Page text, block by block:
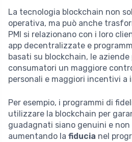
La tecnologia blockchain non
operativa, ma può anche
PMI si relazionano con i loro
app decentralizzate e
basati su blockchain, le aziende
consumatori un maggiore
personali e maggiori incentivi a
Per esempio, i programmi di
utilizzare la blockchain per
guadagnati siano genuini e non
aumentando la fiducia nel